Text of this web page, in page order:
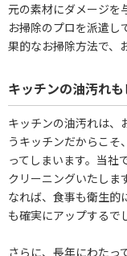
元の素材にダメージを
お掃除のプロを派遣し
果的なお掃除方法で、
キッチンの油汚れ
キッチンの油汚れは、
うキッチンだからこそ
ってしまいます。当社
クリーニングいたしま
なれば、食事も衛生的
も確実にアップするで
さらに、長年にわたっ